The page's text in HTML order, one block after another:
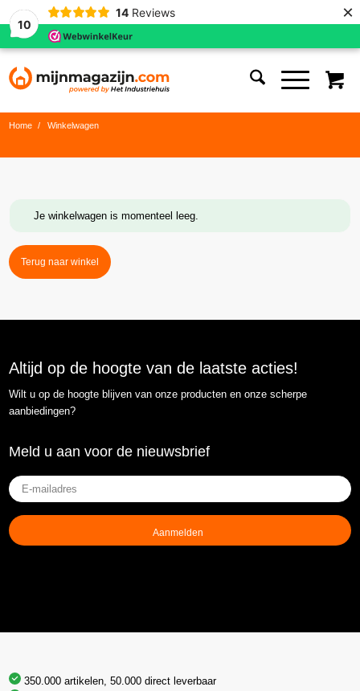
10
14 Reviews ×
Home / Winkelwagen
Je winkelwagen is momenteel leeg.
Terug naar winkel
Altijd op de hoogte van de laatste acties!
Wilt u op de hoogte blijven van onze producten en onze scherpe
aanbiedingen?
Meld u aan voor de nieuwsbrief
E-
mailadres
(Vereist)
350.000 artikelen, 50.000 direct leverbaar